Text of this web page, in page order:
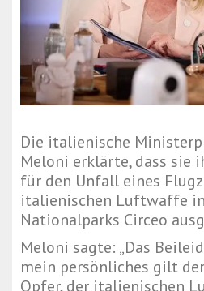
Die italienische
Meloni erklärte, dass sie
für den Unfall eines
italienischen Luftwaffe
Nationalparks Circeo
Meloni sagte: „Das
mein persönliches gilt
Opfer, der italienischen